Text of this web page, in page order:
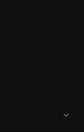
